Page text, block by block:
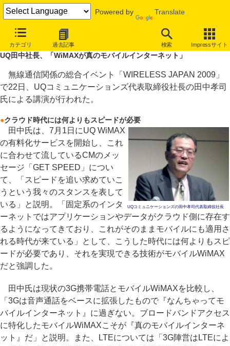
Powered by Translate
カテゴリ 過去記事 検索 Impressサイト
INTERNET Watch イベント WIRELESS JAPAN
2009
UQ田中社長、「WiMAXが真のモバイルインターネット」
無線通信関係の総合イベント「WIRELESS JAPAN 2009」
で22日、UQコミュニケーションズ代表取締役社長の田中孝司
氏による講演が行われた。
●クラウド時代には何よりもスピードが必要
UQコミュニケーションズの田中孝司代表取締役社長
田中氏は、7月1日にUQ WiMAX
の有料化サービスを開始し、これ
に合わせて流しているCMのメッ
セージ「GET SPEED」につい
て、「スピードを追い求めていこ
うという我々のスタンスを表して
いる」と説明。「固定系のインタ
ーネットではアプリケーションやデータがクラウド側に存在す
るようになってきており、これがそのままモバイルにも適用さ
れる時代が来ている」として、こうした時代には何よりもスピ
ードが必要であり、それを実現できる技術がモバイルWiMAX
だと強調した。
田中氏は現状の3G携帯電話とモバイルWiMAXを比較し、
「3Gは音声通話をベースに拡張したもので『なんちゃってモ
バイルインターネット』に過ぎない。ブロードバンドアクセス
に特化したモバイルWiMAXこそが『真のモバイルインターネ
ット』だ」と説明。また、LTEについては「3G陣営はLTEによ